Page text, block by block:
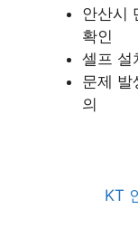
안산시
확인
셀프 설
문제 발
의
KT